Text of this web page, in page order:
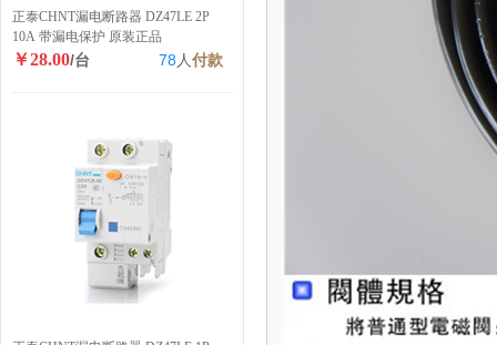
正泰CHNT漏电断路器 DZ47LE 2P
10A 带漏电保护 原装正品
￥28.00/台 78 人付款